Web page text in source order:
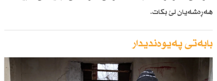
هەڕەشەیان لێ بكات.
بابەتی پەیوەندیدار